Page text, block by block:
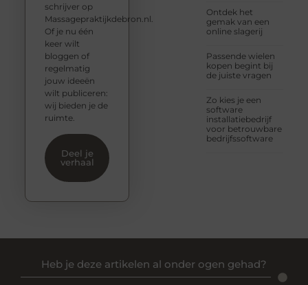
Ontdek het
gemak van een
online slagerij
Passende wielen
kopen begint bij
de juiste vragen
Zo kies je een
software
installatiebedrijf
voor betrouwbare
bedrijfssoftware
schrijver op
Massagepraktijkdebron.nl.
Of je nu één
keer wilt
bloggen of
regelmatig
jouw ideeën
wilt publiceren:
wij bieden je de
ruimte.
Deel je
verhaal
Heb je deze artikelen al onder ogen gehad?